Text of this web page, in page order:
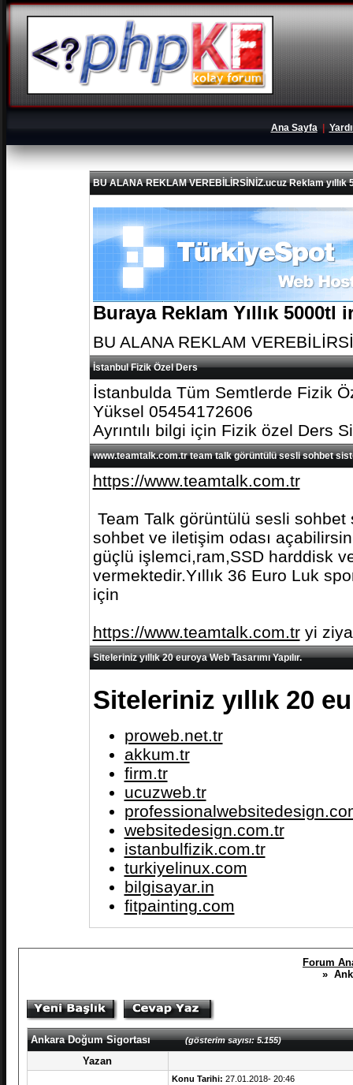
Ana Sayfa|
BU ALANA REKLAM VEREBİLİRSİNİZ.ucuz Reklam yıllık
Buraya Reklam Yıllık
BU ALANA REKLAM
İstanbul Fizik Özel Ders
İstanbulda Tüm Semtlerde Fizik
Yüksel 05454172606
Ayrıntılı bilgi için Fizik özel Ders
www.teamtalk.com.tr team talk görüntülü sesli sohbet
https://www.teamtalk.com.tr
Team Talk görüntülü sesli
sohbet ve iletişim odası
güçlü işlemci,ram,SSD harddisk
vermektedir.Yıllık 36 Euro Luk
için
https://www.teamtalk.com.tryi
Siteleriniz yıllık 20 euroya Web Tasarımı Yapılır.
Siteleriniz yıllık 20
proweb.net.tr
akkum.tr
firm.tr
ucuzweb.tr
websitedesign.com.tr
istanbulfizik.com.tr
turkiyelinux.com
bilgisayar.in
fitpainting.com
Forum
»
Ankara Doğum Sigortası(gösterim sayısı: 5.155)
Yazan
Konu Tarihi: 27.01.2018- 20:46